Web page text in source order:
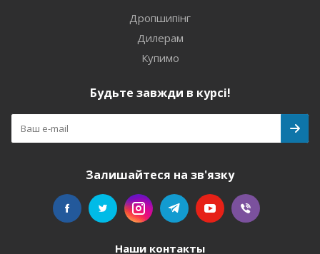
Дропшипінг
Дилерам
Купимо
Будьте завжди в курсі!
Залишайтеся на зв'язку
Наши контакты